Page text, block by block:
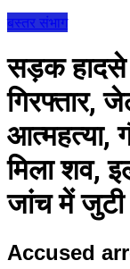
बस्तर संभाग
सड़क हादसे
गिरफ्तार,
आत्महत्या,
मिला शव,
जांच में
Accused